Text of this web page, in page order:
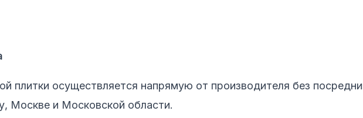
плитки осуществляется напрямую от производителя без
Москве и Московской области.